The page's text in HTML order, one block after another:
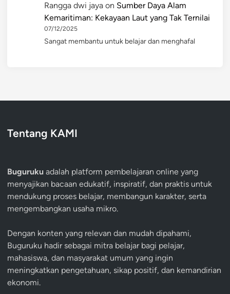
Rangga dwi jaya on Sumber Daya Alam
Kemaritiman: Kekayaan Laut yang Tak Ternilai
07/12/2025
Sangat membantu untuk belajar dan menghafal
Tentang KAMI
Buguruku adalah platform pembelajaran online yang
menyajikan bacaan edukatif, inspiratif, dan praktis untuk
mendukung proses belajar, membangun karakter, serta
mengembangkan usaha mikro.
Dengan konten yang relevan dan mudah dipahami,
Buguruku hadir sebagai mitra belajar bagi pelajar,
mahasiswa, dan masyarakat umum yang ingin
meningkatkan pengetahuan, sikap positif, dan kemandirian
ekonomi.